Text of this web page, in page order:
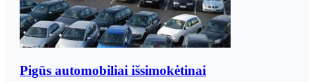
Pigūs automobiliai išsimokėtinai